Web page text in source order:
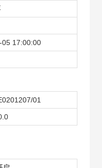
05 17:00:00
01